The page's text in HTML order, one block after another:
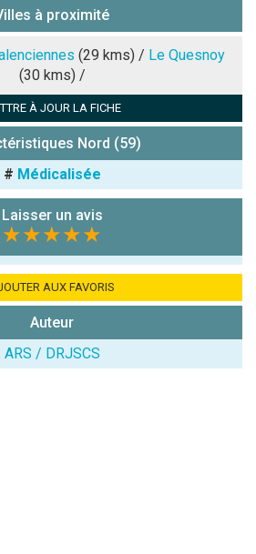
attribuer :
'Valider', j'accepte que mon avis
à proximité
(29 kms) / Le Quesnoy
(30 kms) /
À JOUR LA FICHE
Nord (59)
# Médicalisée
Laisser un avis
★★★★★
AUX FAVORIS
Auteur
ARS / DRJSCS